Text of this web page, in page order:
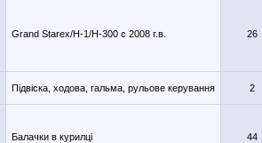
Grand Starex/H-1/H-300 с 2008 г.в. 26
Підвіска, ходова, гальма, рульове керування 2
Балачки в курилці 44